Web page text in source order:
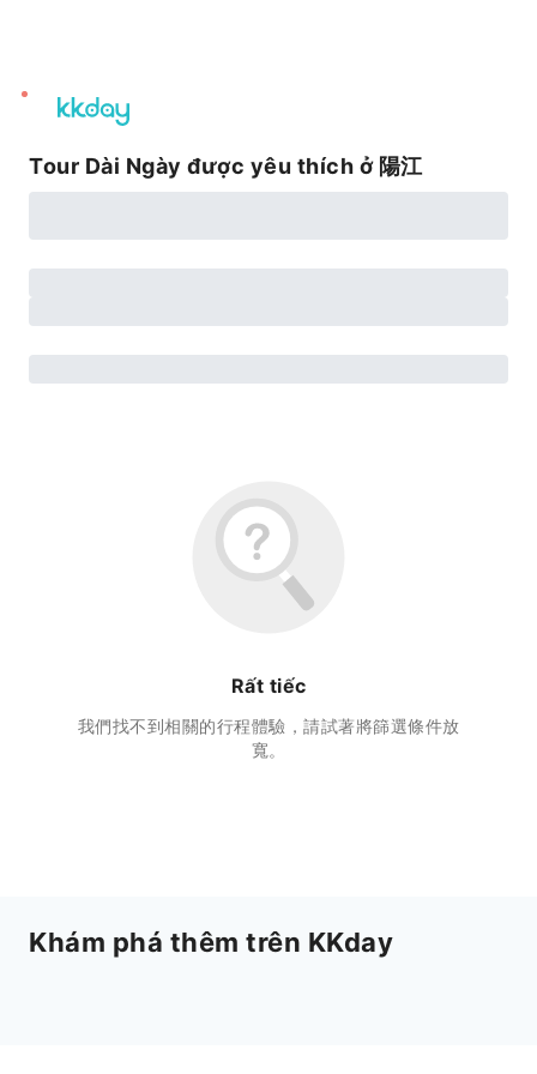
unread
notifications
Tour Dài Ngày được yêu thích ở 陽江
Rất tiếc
我們找不到相關的行程體驗，請試著將篩選條件放
寬。
Khám phá thêm trên KKday